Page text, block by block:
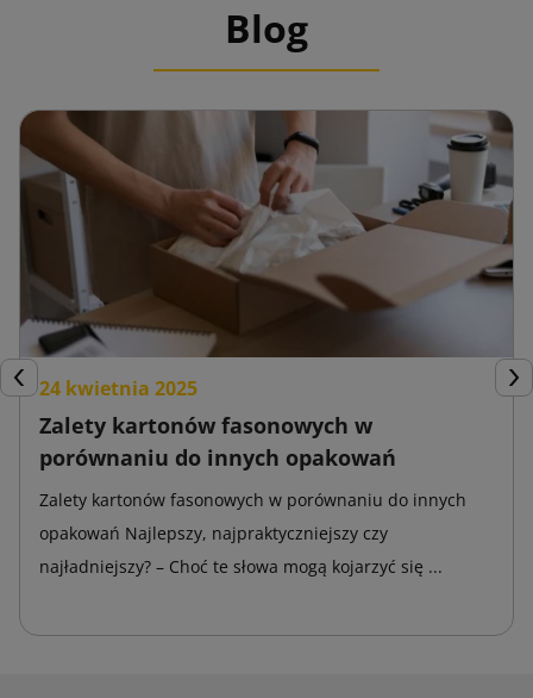
Blog
Poprzedni
24 kwietnia 2025
Zalety kartonów fasonowych w
porównaniu do innych opakowań
Zalety kartonów fasonowych w porównaniu do innych
opakowań Najlepszy, najpraktyczniejszy czy
najładniejszy? – Choć te słowa mogą kojarzyć się ...